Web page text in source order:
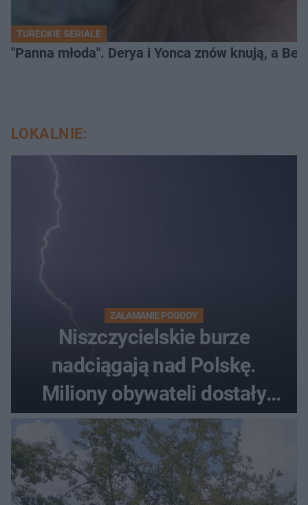
TURECKIE SERIALE
"Panna młoda". Derya i Yonca znów knują, a
LOKALNIE:
ZAŁAMANIE POGODY
Niszczycielskie burze
nadciągają nad Polskę.
Miliony obywateli dostały
wiadomości z pilnym
ostrzeżeniem